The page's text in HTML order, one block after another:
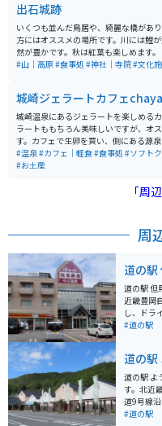
出石城跡
いくつも並んだ鳥居や、綺麗な橋があ
方にはオススメの場所です。川には鯉
然が豊かです。秋は紅葉も楽しめます
場、お土産屋さん、皿そば屋、軽食店
#山｜高原#食事処 #神社｜寺院#文化
城崎ジェラートカフェchaya
城崎温泉にあるジェラートを楽しめる
ラートももちろん美味しいですが、オ
す。カフェで生卵を買い、側にある源
したらできます。味付けなしでも美味
少しかけるとさらに美味しいです。専用
#温泉#カフェ｜軽食#食事処 #ソフト
#お土産
「周
周
道の駅
道の駅 但
近畿豊岡
し、ドライ
鮮な野菜
す。 バイクで訪れる場合、道の駅には広々とした駐車場
が完備さ
かな観光
すすめです。 道の駅 但馬楽座で、但馬の
みてはい
#道の駅
道の駅
道の駅 よ
す。北近
道9号線
な場所に
#道の駅